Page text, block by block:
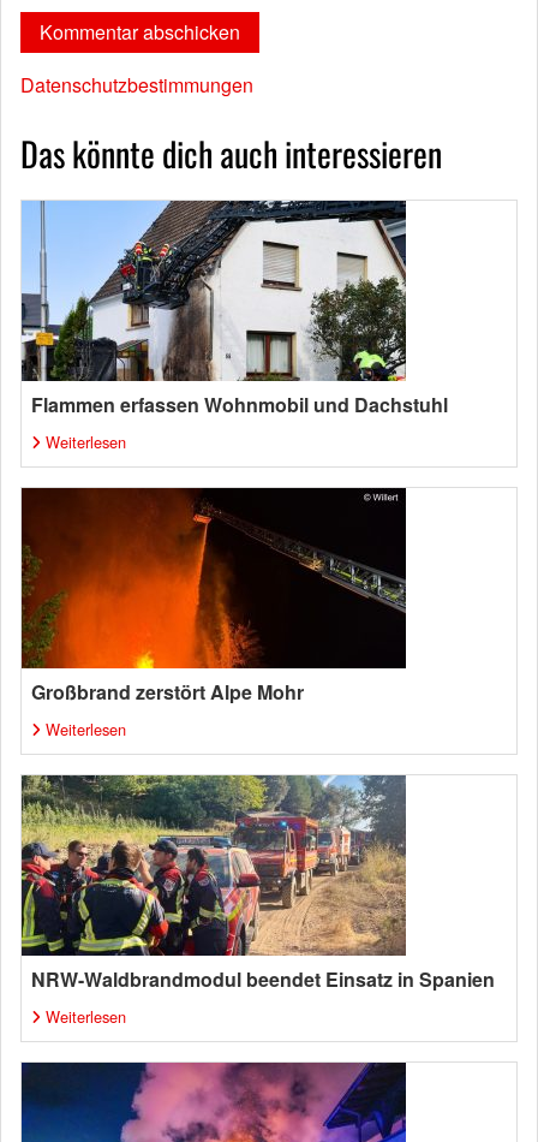
Datenschutzbestimmungen
Das könnte dich auch interessieren
Flammen erfassen Wohnmobil und Dachstuhl
Weiterlesen
Großbrand zerstört Alpe Mohr
Weiterlesen
NRW-Waldbrandmodul beendet Einsatz in Spanien
Weiterlesen